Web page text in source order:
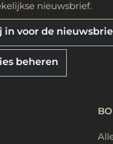
nieuwsbrief.
in voor de
beheren